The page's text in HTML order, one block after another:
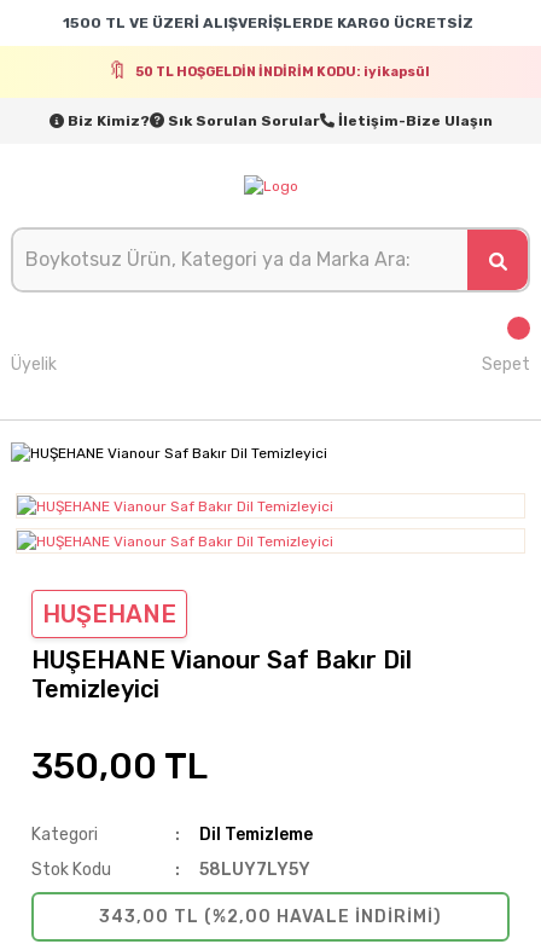
1500 TL VE ÜZERİ ALIŞVERİŞLERDE KARGO ÜCRETSİZ
50 TL HOŞGELDİN İNDİRİM KODU: iyikapsül
Biz Kimiz? Sık Sorulan Sorular İletişim-Bize Ulaşın
Üyelik Sepet
HUŞEHANE
HUŞEHANE Vianour Saf Bakır Dil
Temizleyici
350,00 TL
Kategori
Dil Temizleme
Stok Kodu
58LUY7LY5Y
343,00 TL (%2,00 HAVALE INDIRIMI)